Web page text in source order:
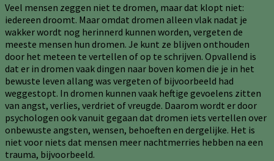
Veel mensen zeggen niet te dromen, maar dat klopt niet:
iedereen droomt. Maar omdat dromen alleen vlak nadat je
wakker wordt nog herinnerd kunnen worden, vergeten de
meeste mensen hun dromen. Je kunt ze blijven onthouden
door het meteen te vertellen of op te schrijven. Opvallend is
dat er in dromen vaak dingen naar boven komen die je in het
bewuste leven allang was vergeten of bijvoorbeeld had
weggestopt. In dromen kunnen vaak heftige gevoelens zitten
van angst, verlies, verdriet of vreugde. Daarom wordt er door
psychologen ook vanuit gegaan dat dromen iets vertellen over
onbewuste angsten, wensen, behoeften en dergelijke. Het is
niet voor niets dat mensen meer nachtmerries hebben na een
trauma, bijvoorbeeld.